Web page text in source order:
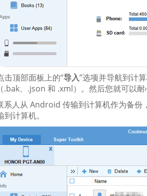
击顶部面板上的“导入”选项并导航到计
.bak、.json 和 .xml）。然后您就可以
系人从 Android 传输到计算机作为备份
计算机。